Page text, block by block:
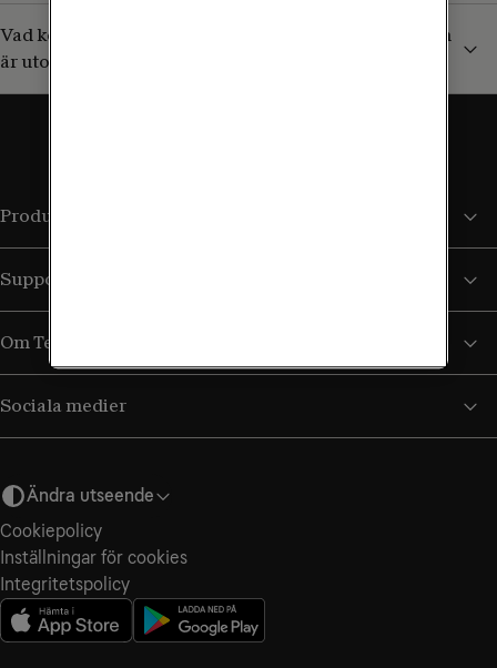
Vad kostar det att ringa till en svensk mobil (+46) som
är utomlands?
Produkter och tjänster
Support
Om Tele2
Sociala medier
Ändra utseende
Cookiepolicy
Inställningar för cookies
Integritetspolicy